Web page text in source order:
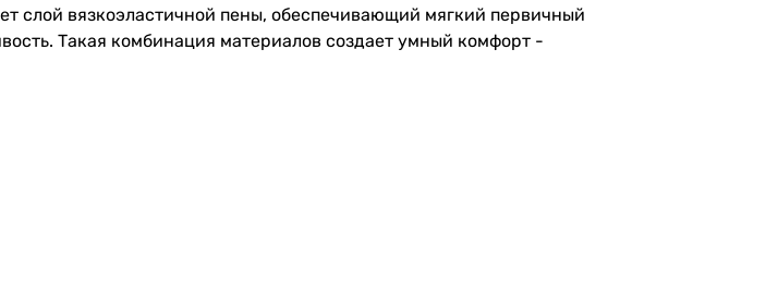
слой вязкоэластичной пены, обеспечивающий мягкий первичный
Такая комбинация материалов создает умный комфорт -